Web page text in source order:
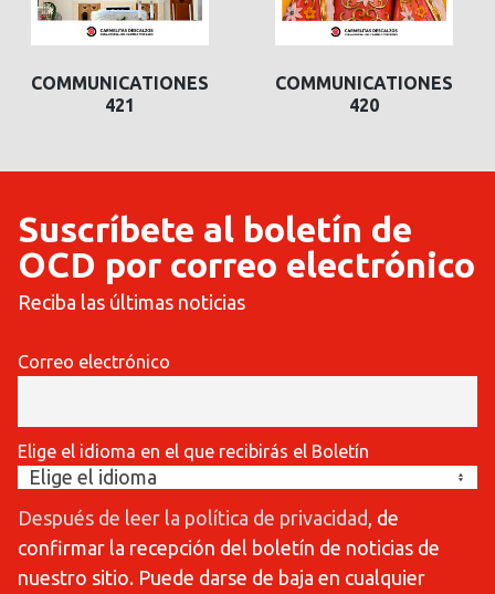
COMMUNICATIONES
421
COMMUNICATIONES
420
Suscríbete al boletín de
OCD por correo electrónico
Reciba las últimas noticias
Correo electrónico
Elige el idioma en el que recibirás el Boletín
Después de leer la política de privacidad , de
confirmar la recepción del boletín de noticias de
nuestro sitio. Puede darse de baja en cualquier